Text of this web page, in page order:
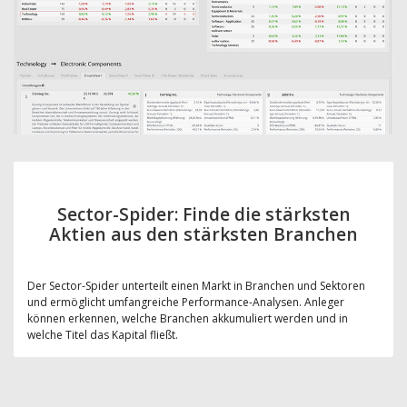
Sector-Spider: Finde die stärksten
Aktien aus den stärksten Branchen
Der Sector-Spider unterteilt einen Markt in Branchen und Sektoren
und ermöglicht umfangreiche Performance-Analysen. Anleger
können erkennen, welche Branchen akkumuliert werden und in
welche Titel das Kapital fließt.